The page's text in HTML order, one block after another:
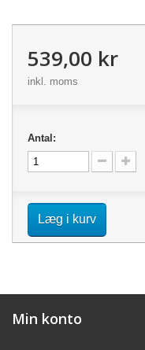
539,00 kr
inkl. moms
Antal:
Læg i kurv
Min konto